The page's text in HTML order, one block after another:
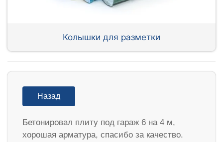
Колышки для разметки
Назад
Бетонировал плиту под гараж 6 на 4 м,
хорошая арматура, спасибо за качество.